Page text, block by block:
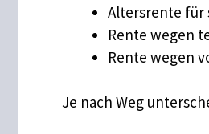
Altersrente für
Rente wegen
Rente wegen
Je nach Weg